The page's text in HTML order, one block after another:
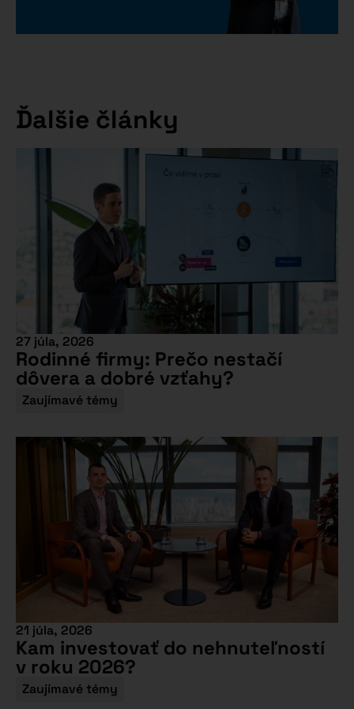
Ďalšie články
27 júla, 2026
Rodinné firmy: Prečo nestačí
dôvera a dobré vzťahy?
Zaujímavé témy
21 júla, 2026
Kam investovať do nehnuteľností
v roku 2026?
Zaujímavé témy